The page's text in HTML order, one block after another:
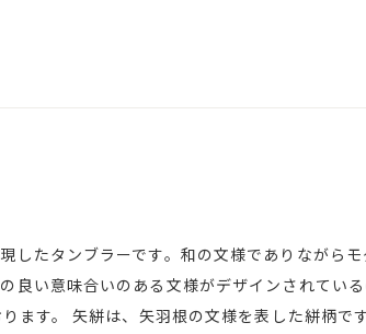
したタンブラーです。和の文様でありながらモ
良い意味合いのある文様がデザインされてい
ます。 矢絣は、矢羽根の文様を表した絣柄で